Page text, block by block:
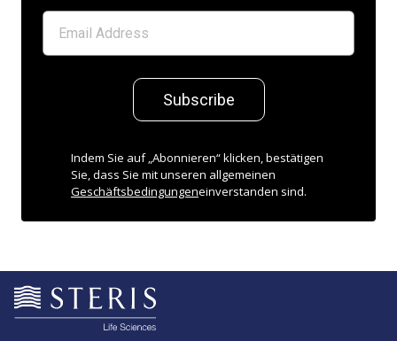
Subscribe
Indem Sie auf „Abonnieren“ klicken, bestätigen
Sie, dass Sie mit unseren allgemeinen
Geschäftsbedingungeneinverstanden sind.